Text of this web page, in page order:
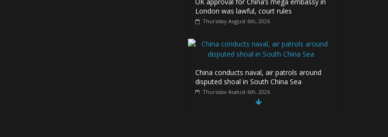
London was lawful, court rules
Thursday August 6th, 2026
China conducts naval, air patrols around
disputed shoal in South China Sea
Thursday August 6th, 2026